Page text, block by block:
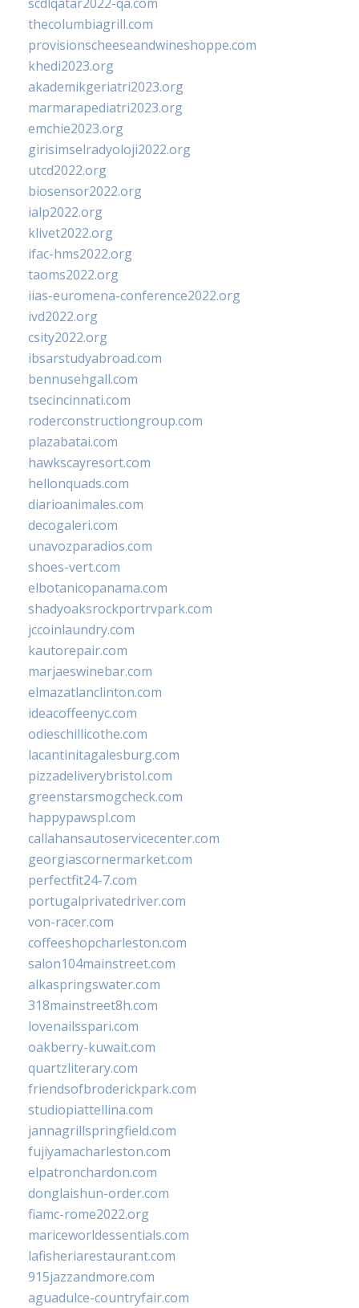
thecolumbiagrill.com
provisionscheeseandwineshoppe.com
khedi2023.org
akademikgeriatri2023.org
marmarapediatri2023.org
emchie2023.org
girisimselradyoloji2022.org
utcd2022.org
biosensor2022.org
ialp2022.org
klivet2022.org
ifac-hms2022.org
taoms2022.org
iias-euromena-conference2022.org
ivd2022.org
csity2022.org
ibsarstudyabroad.com
bennusehgall.com
tsecincinnati.com
roderconstructiongroup.com
plazabatai.com
hawkscayresort.com
hellonquads.com
diarioanimales.com
decogaleri.com
unavozparadios.com
shoes-vert.com
elbotanicopanama.com
shadyoaksrockportrvpark.com
jccoinlaundry.com
kautorepair.com
marjaeswinebar.com
elmazatlanclinton.com
ideacoffeenyc.com
odieschillicothe.com
lacantinitagalesburg.com
pizzadeliverybristol.com
greenstarsmogcheck.com
happypawspl.com
callahansautoservicecenter.com
georgiascornermarket.com
perfectfit24-7.com
portugalprivatedriver.com
von-racer.com
coffeeshopcharleston.com
salon104mainstreet.com
alkaspringswater.com
318mainstreet8h.com
lovenailsspari.com
oakberry-kuwait.com
quartzliterary.com
friendsofbroderickpark.com
studiopiattellina.com
jannagrillspringfield.com
fujiyamacharleston.com
elpatronchardon.com
donglaishun-order.com
fiamc-rome2022.org
mariceworldessentials.com
lafisheriarestaurant.com
915jazzandmore.com
aguadulce-countryfair.com